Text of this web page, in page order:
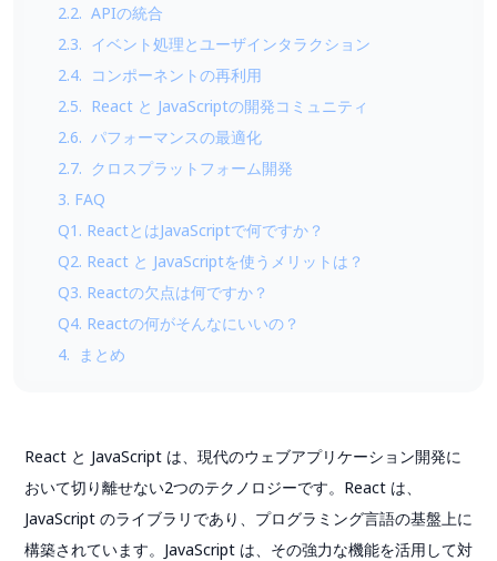
2.2. APIの統合
2.3. イベント処理とユーザインタラクション
2.4. コンポーネントの再利用
2.5. React と JavaScriptの開発コミュニティ
2.6. パフォーマンスの最適化
2.7. クロスプラットフォーム開発
3. FAQ
Q1. ReactとはJavaScriptで何ですか？
Q2. React と JavaScriptを使うメリットは？
Q3. Reactの欠点は何ですか？
Q4. Reactの何がそんなにいいの？
4. まとめ
React と JavaScript は、現代のウェブアプリケーション開発に
おいて切り離せない2つのテクノロジーです。React は、
JavaScript のライブラリであり、プログラミング言語の基盤上に
構築されています。JavaScript は、その強力な機能を活用して対